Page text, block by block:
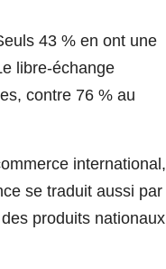
43 % en ont une
libre-échange
contre 76 % au
international,
se traduit aussi par
produits nationaux